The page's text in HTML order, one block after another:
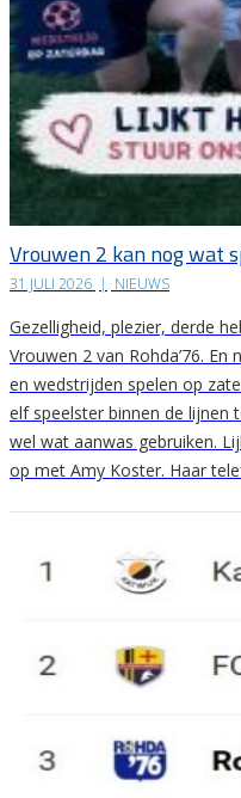
Vrouwen 2 kan nog wat
31 JULI 2026 | NIEUWS
Gezelligheid, plezier, derde
Vrouwen 2 van Rohda’76.
en wedstrijden spelen op
elf speelster binnen de lijnen
wel wat aanwas gebruiken.
op met Amy Koster. Haar